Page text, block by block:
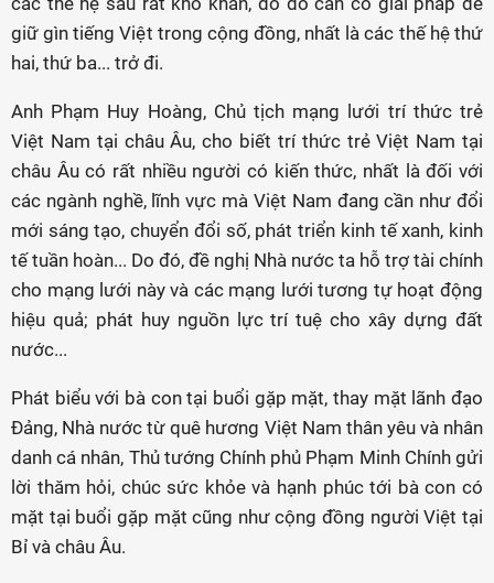
giữ gìn tiếng Việt trong cộng đồng, nhất là các thế hệ thứ
hai, thứ ba... trở đi.
Anh Phạm Huy Hoàng, Chủ tịch mạng lưới trí thức trẻ
Việt Nam tại châu Âu, cho biết trí thức trẻ Việt Nam tại
châu Âu có rất nhiều người có kiến thức, nhất là đối với
các ngành nghề, lĩnh vực mà Việt Nam đang cần như đổi
mới sáng tạo, chuyển đổi số, phát triển kinh tế xanh, kinh
tế tuần hoàn... Do đó, đề nghị Nhà nước ta hỗ trợ tài chính
cho mạng lưới này và các mạng lưới tương tự hoạt động
hiệu quả; phát huy nguồn lực trí tuệ cho xây dựng đất
nước...
Phát biểu với bà con tại buổi gặp mặt, thay mặt lãnh đạo
Đảng, Nhà nước từ quê hương Việt Nam thân yêu và nhân
danh cá nhân, Thủ tướng Chính phủ Phạm Minh Chính gửi
lời thăm hỏi, chúc sức khỏe và hạnh phúc tới bà con có
mặt tại buổi gặp mặt cũng như cộng đồng người Việt tại
Bỉ và châu Âu.